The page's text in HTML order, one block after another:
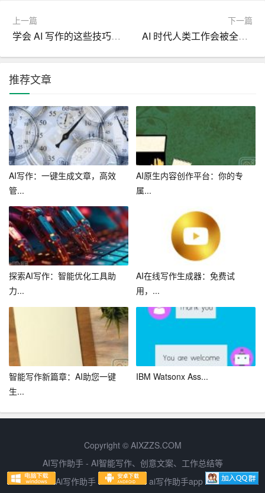
三、展现独特风格
1. 确定文章主题：在利用 AI 写作助手进行写作时，我们要
明确文章的主题，使 AI 更好地按照我们的需求进行写作。
2. 设定写作风格：我们可以根据文章目标和受众，设定写
作风格，让 AI 写作助手生成符合我们要求的文章。
3. 融入个人观点：在 AI 写作的基础上，我们可以加入自己
的观点和思考，使文章更具个性和独特性。
4. 调整文章结构：我们可以根据文章内容和逻辑，对 AI 生
成的文章进行调整，使其更加符合我们的需求。
总之，AI 写作助手作为一种新兴的写作方式，可以帮助我
们挖掘潜在的写作技巧，展现独特风格。我们要充分利用
AI 写作的优势，不断提高自己的写作水平，为我们的生活
和事业增添色彩。同时，我们也要认识到 AI 写作的局限
性，善于运用自己的智慧和创造力，使文章更具个性和价
值。在 AI 写作的时代，让我们一起努力，成为聪明、富有
创造力的写作作家。
上一篇
学会 AI 写作的这些技巧让你的文章更受读者欢迎
下一篇
AI 时代人类工作会被全面取代吗
推荐文章
AI写作：一键生成文章，高效
管...
AI原生内容创作平台：你的专
属...
探索AI写作：智能优化工具助
力...
AI在线写作生成器：免费试
用，...
智能写作新篇章：AI助您一键
生...
IBM Watsonx Ass...
Copyright © AIXZZS.COM
AI写作助手 - AI智能写作、创意文案、工作总结等
Ai写作助手
ai写作助手app